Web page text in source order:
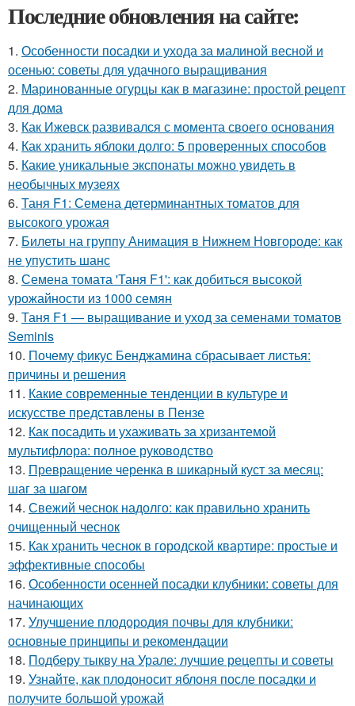
Последние обновления на сайте:
1. Особенности посадки и ухода за малиной весной и
осенью: советы для удачного выращивания
2. Маринованные огурцы как в магазине: простой рецепт
для дома
3. Как Ижевск развивался с момента своего основания
4. Как хранить яблоки долго: 5 проверенных способов
5. Какие уникальные экспонаты можно увидеть в
необычных музеях
6. Таня F1: Семена детерминантных томатов для
высокого урожая
7. Билеты на группу Анимация в Нижнем Новгороде: как
не упустить шанс
8. Семена томата 'Таня F1': как добиться высокой
урожайности из 1000 семян
9. Таня F1 — выращивание и уход за семенами томатов
Seminis
10. Почему фикус Бенджамина сбрасывает листья:
причины и решения
11. Какие современные тенденции в культуре и
искусстве представлены в Пензе
12. Как посадить и ухаживать за хризантемой
мультифлора: полное руководство
13. Превращение черенка в шикарный куст за месяц:
шаг за шагом
14. Свежий чеснок надолго: как правильно хранить
очищенный чеснок
15. Как хранить чеснок в городской квартире: простые и
эффективные способы
16. Особенности осенней посадки клубники: советы для
начинающих
17. Улучшение плодородия почвы для клубники:
основные принципы и рекомендации
18. Подберу тыкву на Урале: лучшие рецепты и советы
19. Узнайте, как плодоносит яблоня после посадки и
получите большой урожай